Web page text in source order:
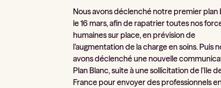
Nous avons déclenché notre premier plan
le 16 mars, afin de rapatrier toutes nos
humaines sur place, en prévision de
l’augmentation de la charge en soins. Puis
avons déclenché une nouvelle
Plan Blanc, suite à une sollicitation de l’Ile
France pour envoyer des professionnels